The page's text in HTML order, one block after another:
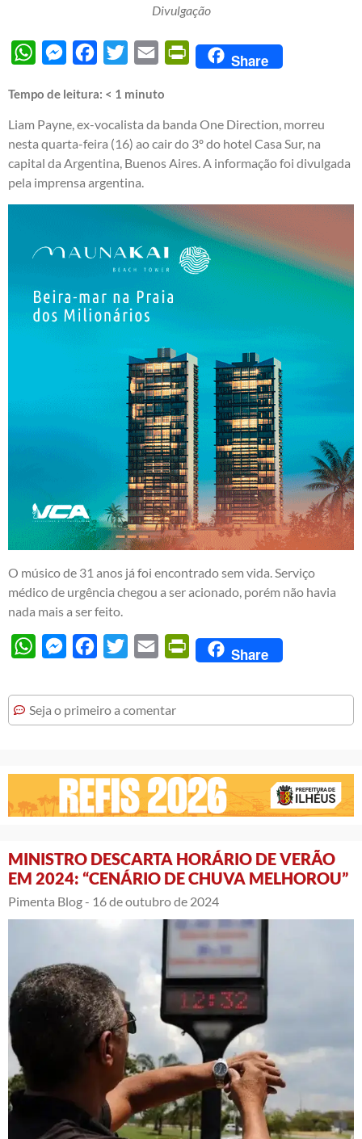
Divulgação
WhatsAppMessengerFacebook
Twitter Email PrintFriendly
Share
Tempo de leitura: < 1 minuto
Liam Payne, ex-vocalista da banda One Direction, morreu
nesta quarta-feira (16) ao cair do 3º do hotel Casa Sur, na
capital da Argentina, Buenos Aires. A informação foi divulgada
pela imprensa argentina.
O músico de 31 anos já foi encontrado sem vida. Serviço
médico de urgência chegou a ser acionado, porém não havia
nada mais a ser feito.
WhatsAppMessengerFacebook
Twitter Email PrintFriendly
Share
Seja o primeiro a comentar
MINISTRO DESCARTA HORÁRIO DE VERÃO
EM 2024: “CENÁRIO DE CHUVA MELHOROU”
Pimenta Blog - 16 de outubro de 2024